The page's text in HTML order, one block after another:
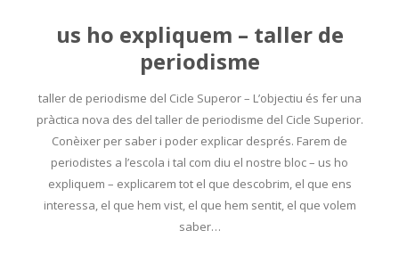
us ho expliquem – taller de
periodisme
taller de periodisme del Cicle Superor – L’objectiu és fer una
pràctica nova des del taller de periodisme del Cicle Superior.
Conèixer per saber i poder explicar després. Farem de
periodistes a l’escola i tal com diu el nostre bloc – us ho
expliquem – explicarem tot el que descobrim, el que ens
interessa, el que hem vist, el que hem sentit, el que volem
saber…